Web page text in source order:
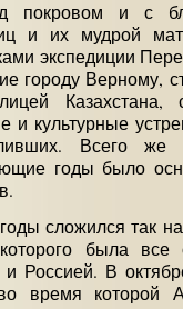
покровом и с
и их мудрой
экспедиции
городу Верному,
и культурные
Всего же
годы было
сложился так
была
и Россией. В
время которой